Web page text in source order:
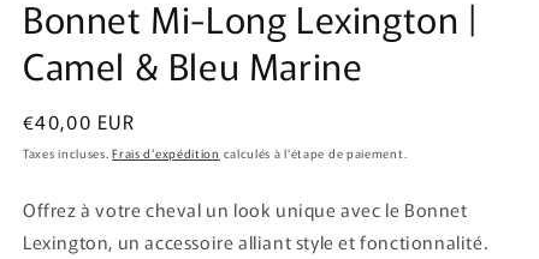
Bonnet Mi-Long Lexington |
Camel & Bleu Marine
Prix
habituel
€40,00 EUR
Taxes incluses.Frais d'expédition calculés à l'étape de paiement.
Offrez à votre cheval un look unique avec le Bonnet
Lexington, un accessoire alliant style et fonctionnalité.